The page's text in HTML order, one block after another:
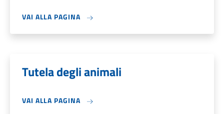
VAI ALLA PAGINA
Tutela degli animali
VAI ALLA PAGINA